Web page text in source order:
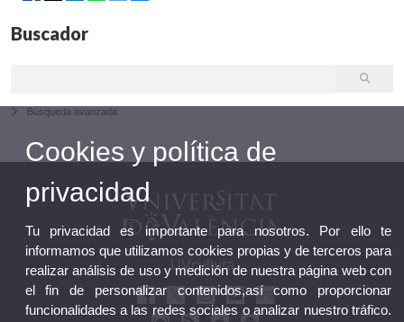
Buscador
Búsqueda avanzada
UVcultura
Cookies y política de
privacidad
Tu privacidad es importante para nosotros. Por ello te
informamos que utilizamos cookies propias y de terceros para
realizar análisis de uso y medición de nuestra página web con
el fin de personalizar contenidos,así como proporcionar
funcionalidades a las redes sociales o analizar nuestro tráfico.